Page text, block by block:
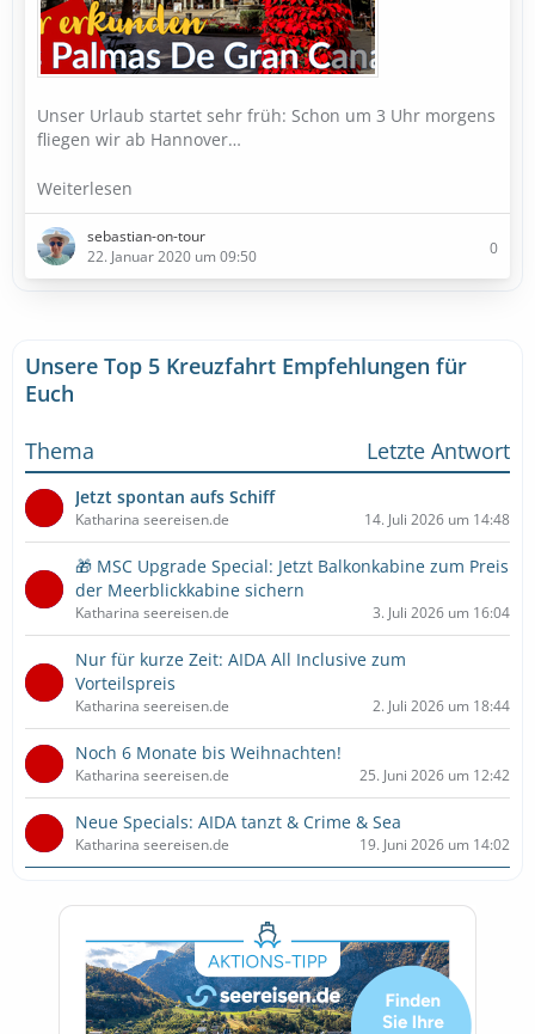
Unser Urlaub startet sehr früh: Schon um 3 Uhr morgens
fliegen wir ab Hannover…
Weiterlesen
sebastian-on-tour
22. Januar 2020 um 09:50
0
Unsere Top 5 Kreuzfahrt Empfehlungen für
Euch
Thema
Letzte Antwort
Jetzt spontan aufs Schiff
Katharina seereisen.de 14. Juli 2026 um 14:48
🎁 MSC Upgrade Special: Jetzt Balkonkabine zum Preis
der Meerblickkabine sichern
Katharina seereisen.de 3. Juli 2026 um 16:04
Nur für kurze Zeit: AIDA All Inclusive zum
Vorteilspreis
Katharina seereisen.de 2. Juli 2026 um 18:44
Noch 6 Monate bis Weihnachten!
Katharina seereisen.de 25. Juni 2026 um 12:42
Neue Specials: AIDA tanzt & Crime & Sea
Katharina seereisen.de 19. Juni 2026 um 14:02